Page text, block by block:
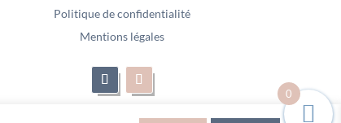
Politique de confidentialité
Mentions légales
0